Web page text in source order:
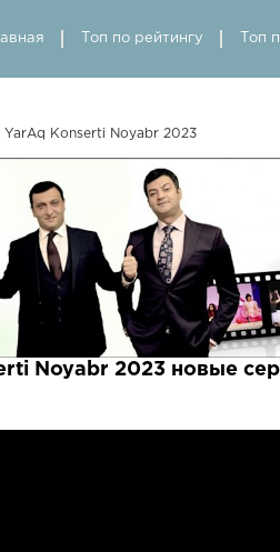
Топ по рейтингу Топ
Konserti Noyabr 2023
Noyabr 2023 новые